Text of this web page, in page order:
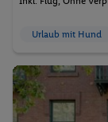
Urlaub mit Hund